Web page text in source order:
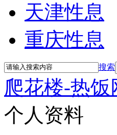
天津性息
重庆性息
搜索
爬花楼-热
个人资料